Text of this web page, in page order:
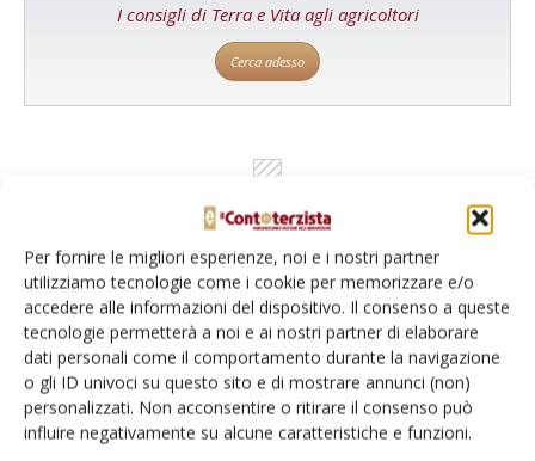
Per fornire le migliori esperienze, noi e i nostri partner
utilizziamo tecnologie come i cookie per memorizzare e/o
accedere alle informazioni del dispositivo. Il consenso a queste
tecnologie permetterà a noi e ai nostri partner di elaborare
dati personali come il comportamento durante la navigazione
o gli ID univoci su questo sito e di mostrare annunci (non)
personalizzati. Non acconsentire o ritirare il consenso può
influire negativamente su alcune caratteristiche e funzioni.
I consigli di Terra e Vita agli agricoltori
Cerca adesso
Rimani aggiornato sul mondo
dell’agricoltura